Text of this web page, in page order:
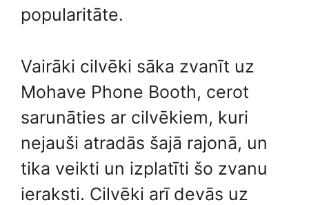
popularitāte.
Vairāki cilvēki sāka zvanīt uz
Mohave Phone Booth, cerot
sarunāties ar cilvēkiem, kuri
nejauši atradās šajā rajonā, un
tika veikti un izplatīti šo zvanu
ieraksti. Cilvēki arī devās uz